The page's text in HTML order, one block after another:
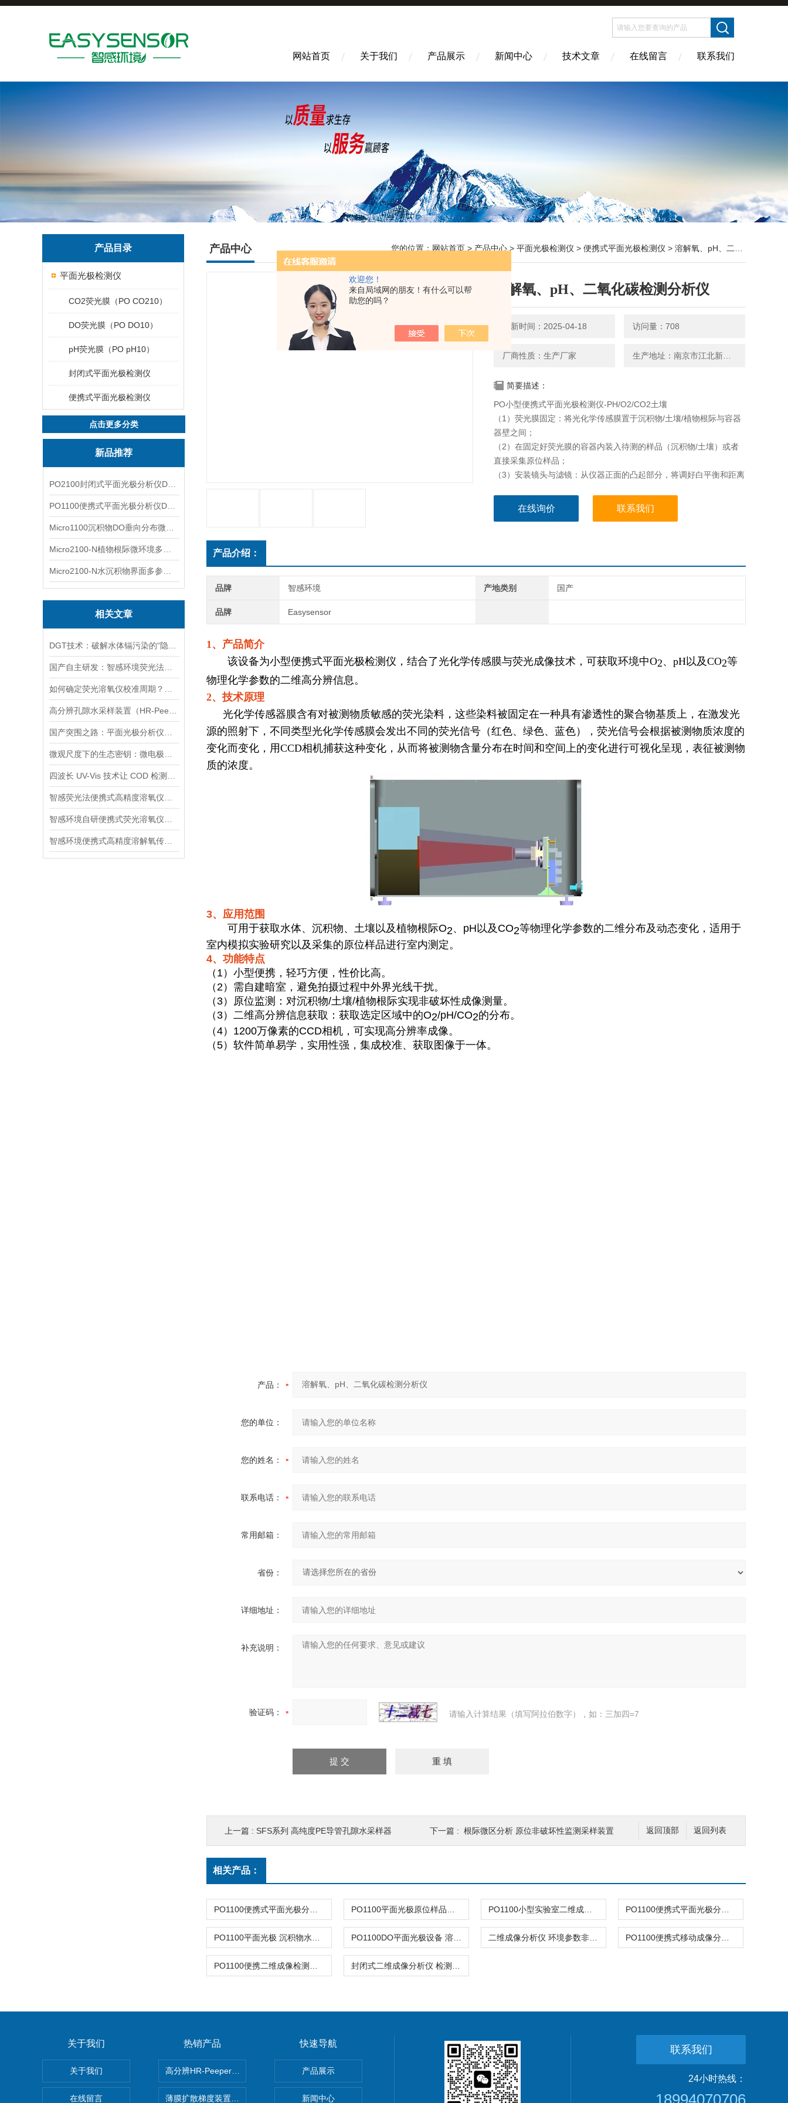
欢迎您！
来自局域网的朋友！有什么可以帮
助您的吗？
网站首页 关于我们 产品展示 新闻中心 技术文章 在线留言 联系我们
产品目录
平面光极检测仪
CO2荧光膜（PO CO210）
DO荧光膜（PO DO10）
pH荧光膜（PO pH10）
封闭式平面光极检测仪
便携式平面光极检测仪
点击更多分类
新品推荐
相关文章
产品中心 您的位置： 网站首页 > 产品中心 > 平面光极检测仪 > 便携式平面光极检测仪 > 溶解氧、pH、二氧化碳检测分析仪
溶解氧、pH、二氧化碳检测分析仪
更新时间：2025-04-18 访问量：708
厂商性质：生产厂家
简要描述：
PO小型便携式平面光极检测仪-PH/O2/CO2土壤
（1）荧光膜固定：将光化学传感膜置于沉积物/土壤/植物根际与容器
器壁之间；
（2）在固定好荧光膜的容器内装入待测的样品（沉积物/土壤）或者
直接采集原位样品；
（3）安装镜头与滤镜：从仪器正面的凸起部分，将调好白平衡和距离
（4）连接线路：依次连接仪器的电源线、USB线和相机线，连接好后
在线询价 联系我们
产品介绍：
品牌 智感环境 产地类别 国产
品牌 Easysensor
1、产品简介
该设备为小型便携式平面光极检测仪，结合了光化学传感膜与荧光成像技术，可获取环境中O2、 pH以及CO2等
物理化学参数的二维高分辨信息。
2、技术原理
光化学传感器膜含有对被测物质敏感的荧光染料，这些染料被固定在一种具有渗透性的聚合物基质上，在激发光
源的照射下，不同类型光化学传感膜会发出不同的荧光信号（红色、绿色、蓝色），荧光信号会根据被测物质浓度的
变化而变化，用CCD相机捕获这种变化，从而将被测物含量分布在时间和空间上的变化进行可视化呈现，表征被测物
质的浓度。
3、应用范围
可用于获取水体、沉积物、土壤以及植物根际O2、 pH以及 CO2等物理化学参数的二维分布及动态变化，适用于
室内模拟实验研究以及采集的原位样品进行室内测定。
4、功能特点
（ 1 ）小型便携，轻巧方便，性价比高。
（ 2 ）需自建暗室，避免拍摄过程中外界光线干扰。
（3）原位监测：对沉积物/土壤/植物根际实现非破坏性成像测量。
（3）二维高分辨信息获取：获取选定区域中的O2/pH/CO2的分布。
（4） 1200万像素的CCD相机，可实现高分辨率成像。
（5）软件简单易学，实用性强，集成校准、获取图像于一体。
产品：
您的单位：
您的姓名：
联系电话：
常用邮箱：
省份：
详细地址：
补充说明：
验证码： 请输入计算结果（填写阿拉伯数字），如：三加四=7
返回列表
返回顶部
上一篇 : SFS系列 高纯度PE导管孔隙水采样器 下一篇 : 根际微区分析 原位非破坏性监测采样装置
相关产品：
关于我们
关于我们
在线留言
热销产品
高分辨HR-Peeper采样器孔隙水采集30+溶解态
薄膜扩散梯度装置 Agl DGT
快速导航
产品展示
新闻中心
联系我们
24小时热线：